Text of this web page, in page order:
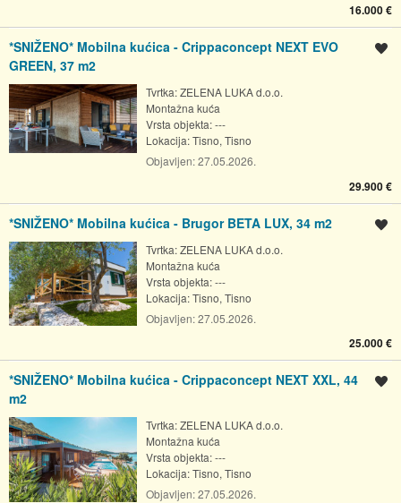
16.000 €
*SNIŽENO* Mobilna kućica - Crippaconcept NEXT EVO
GREEN, 37 m2
Tvrtka: ZELENA LUKA d.o.o.
Montažna kuća
Vrsta objekta: ---
Lokacija:Tisno, Tisno
Objavljen:27.05.2026.
29.900 €
*SNIŽENO* Mobilna kućica - Brugor BETA LUX, 34 m2
Tvrtka: ZELENA LUKA d.o.o.
Montažna kuća
Vrsta objekta: ---
Lokacija:Tisno, Tisno
Objavljen:27.05.2026.
25.000 €
*SNIŽENO* Mobilna kućica - Crippaconcept NEXT XXL, 44
m2
Tvrtka: ZELENA LUKA d.o.o.
Montažna kuća
Vrsta objekta: ---
Lokacija:Tisno, Tisno
Objavljen:27.05.2026.